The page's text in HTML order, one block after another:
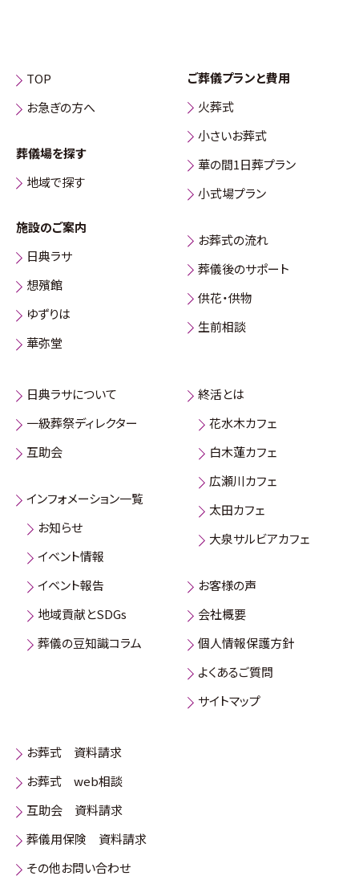
TOP
お急ぎの方へ
葬儀場を探す
地域で探す
施設のご案内
日典ラサ
想殯館
ゆずりは
華弥堂
ご葬儀プランと費用
火葬式
小さいお葬式
華の間1日葬プラン
小式場プラン
お葬式の流れ
葬儀後のサポート
供花・供物
生前相談
日典ラサについて
一級葬祭ディレクター
互助会
インフォメーション一覧
お知らせ
イベント情報
イベント報告
地域貢献とSDGs
葬儀の豆知識コラム
終活とは
花水木カフェ
白木蓮カフェ
広瀬川カフェ
太田カフェ
大泉サルビアカフェ
お客様の声
会社概要
個人情報保護方針
よくあるご質問
サイトマップ
お葬式 資料請求
お葬式 web相談
互助会 資料請求
葬儀用保険 資料請求
その他お問い合わせ